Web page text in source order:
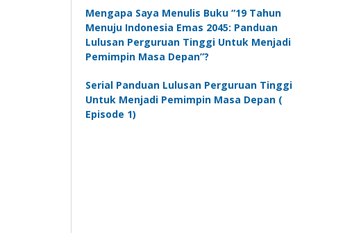
Mengapa Saya Menulis Buku “19 Tahun
Menuju Indonesia Emas 2045: Panduan
Lulusan Perguruan Tinggi Untuk Menjadi
Pemimpin Masa Depan”?
Serial Panduan Lulusan Perguruan Tinggi
Untuk Menjadi Pemimpin Masa Depan (
Episode 1)